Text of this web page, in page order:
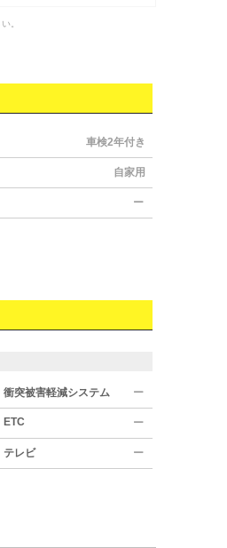
。
車検2年付き
自家用
ー
衝突被害軽減システム ー
ETC ー
テレビ ー